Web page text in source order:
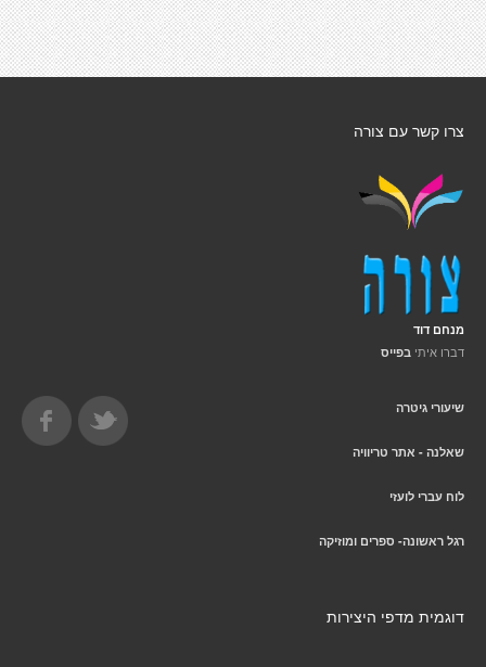
צרו קשר עם צורה
מנחם דוד
דברו איתי בפייס
שיעורי גיטרה
שאלנה - אתר טריוויה
לוח עברי לועזי
רגל ראשונה- ספרים ומוזיקה
דוגמית מדפי היצירות